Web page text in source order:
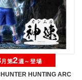
HUNTING ARC
月第2週～登場